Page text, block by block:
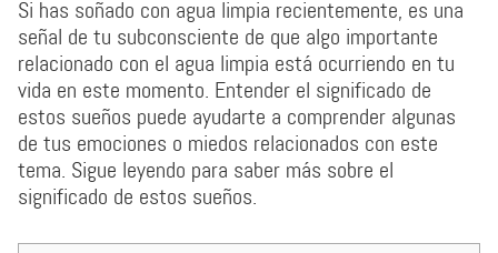
Si has soñado con agua limpia recientemente, es una
señal de tu subconsciente de que algo importante
relacionado con el agua limpia está ocurriendo en tu
vida en este momento. Entender el significado de
estos sueños puede ayudarte a comprender algunas
de tus emociones o miedos relacionados con este
tema. Sigue leyendo para saber más sobre el
significado de estos sueños.